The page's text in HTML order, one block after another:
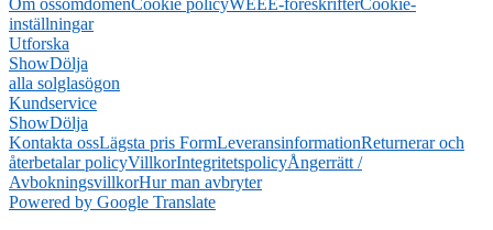
Om ossomdömenCookie policyWEEE-föreskrifterCookie-
inställningar
Utforska
ShowDölja
alla solglasögon
Kundservice
ShowDölja
Kontakta ossLägsta pris FormLeveransinformationReturnerar och
återbetalar policyVillkorIntegritetspolicyÅngerrätt /
AvbokningsvillkorHur man avbryter
Powered by Google Translate